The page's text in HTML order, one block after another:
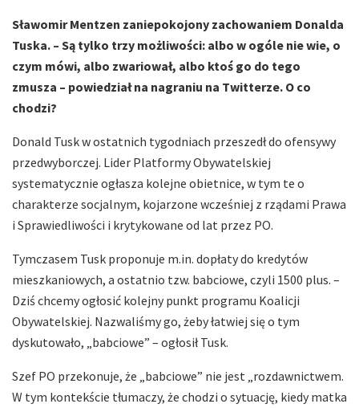
Sławomir Mentzen zaniepokojony zachowaniem Donalda
Tuska. – Są tylko trzy możliwości: albo w ogóle nie wie, o
czym mówi, albo zwariował, albo ktoś go do tego
zmusza – powiedział na nagraniu na Twitterze. O co
chodzi?
Donald Tusk w ostatnich tygodniach przeszedł do ofensywy
przedwyborczej. Lider Platformy Obywatelskiej
systematycznie ogłasza kolejne obietnice, w tym te o
charakterze socjalnym, kojarzone wcześniej z rządami Prawa
i Sprawiedliwości i krytykowane od lat przez PO.
Tymczasem Tusk proponuje m.in. dopłaty do kredytów
mieszkaniowych, a ostatnio tzw. babciowe, czyli 1500 plus. –
Dziś chcemy ogłosić kolejny punkt programu Koalicji
Obywatelskiej. Nazwaliśmy go, żeby łatwiej się o tym
dyskutowało, „babciowe” – ogłosił Tusk.
Szef PO przekonuje, że „babciowe” nie jest „rozdawnictwem.
W tym kontekście tłumaczy, że chodzi o sytuację, kiedy matka